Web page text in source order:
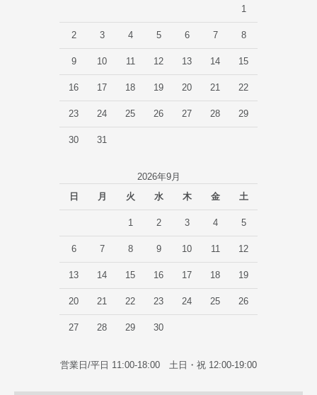
1
2 3 4 5 6 7 8
9 10 11 12 13 14 15
16 17 18 19 20 21 22
23 24 25 26 27 28 29
30 31
2026年9月
日
月 火 水 木 金 土
1 2 3 4 5
6 7 8 9 10 11 12
13 14 15 16 17 18 19
20 21 22 23 24 25 26
27 28 29 30
営業日/平日 11:00-18:00 土日・祝 12:00-19:00